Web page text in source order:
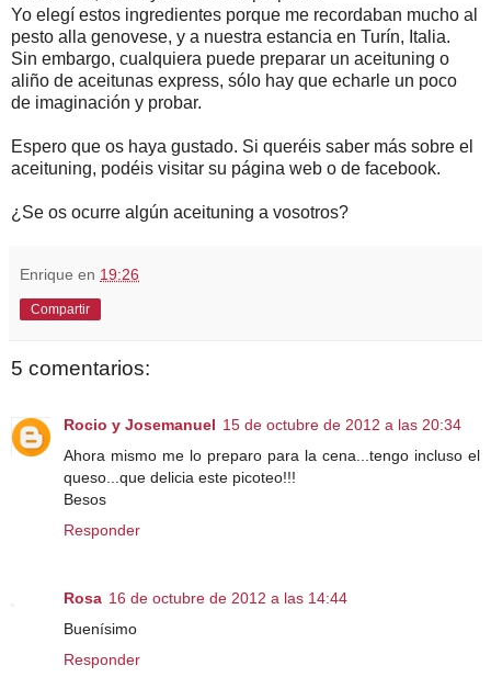
Yo elegí estos ingredientes porque me recordaban mucho al
pesto alla genovese, y a nuestra estancia en Turín, Italia.
Sin embargo, cualquiera puede preparar un aceituning o
aliño de aceitunas express, sólo hay que echarle un poco
de imaginación y probar.
Espero que os haya gustado. Si queréis saber más sobre el
aceituning, podéis visitar su página web o de facebook.
¿Se os ocurre algún aceituning a vosotros?
Enrique en 19:26
Compartir
5 comentarios:
Rocio y Josemanuel 15 de octubre de 2012 a las 20:34
Ahora mismo me lo preparo para la cena...tengo incluso el
queso...que delicia este picoteo!!!
Besos
Responder
Rosa 16 de octubre de 2012 a las 14:44
Buenísimo
Responder